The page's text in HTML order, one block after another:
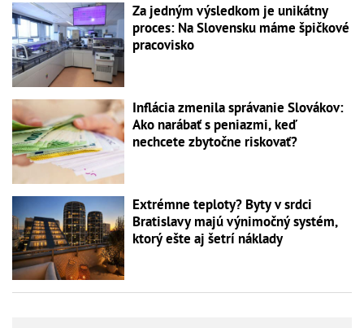
Za jedným výsledkom je unikátny
proces: Na Slovensku máme špičkové
pracovisko
Inflácia zmenila správanie Slovákov:
Ako narábať s peniazmi, keď
nechcete zbytočne riskovať?
Extrémne teploty? Byty v srdci
Bratislavy majú výnimočný systém,
ktorý ešte aj šetrí náklady